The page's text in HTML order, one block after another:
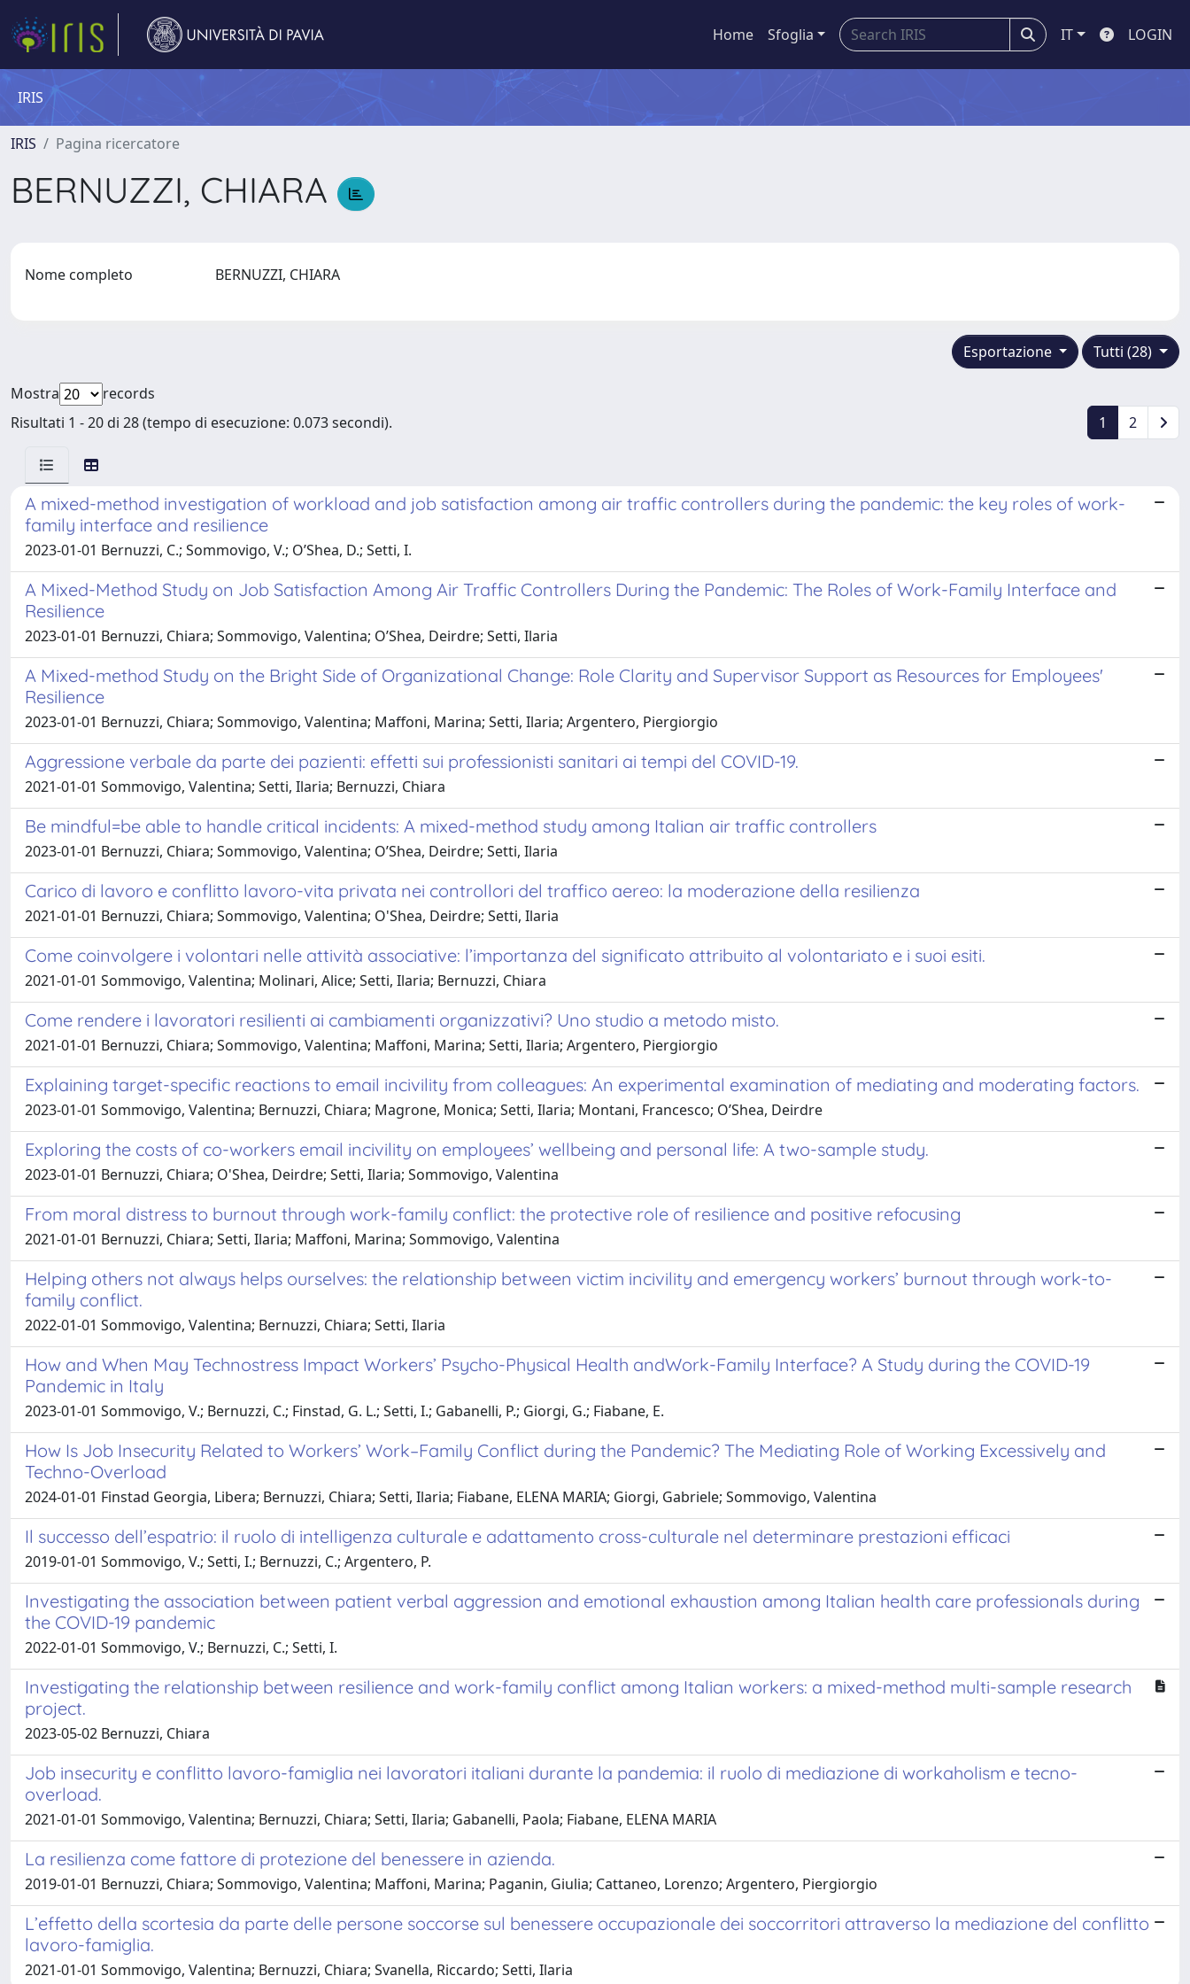
Home Sfoglia IT LOGIN
IRIS
IRIS Pagina ricercatore
BERNUZZI, CHIARA
Nome completo BERNUZZI, CHIARA
Tutti (28)
Esportazione
Mostra
records
Risultati 1 - 20 di 28 (tempo di esecuzione: 0.073 secondi).
1 2
A mixed-method investigation of workload and job satisfaction among air traffic controllers during the pandemic: the key roles of work-
family interface and resilience
2023-01-01 Bernuzzi, C.; Sommovigo, V.; O’Shea, D.; Setti, I.
A Mixed-Method Study on Job Satisfaction Among Air Traffic Controllers During the Pandemic: The Roles of Work-Family Interface and
Resilience
2023-01-01 Bernuzzi, Chiara; Sommovigo, Valentina; O’Shea, Deirdre; Setti, Ilaria
A Mixed-method Study on the Bright Side of Organizational Change: Role Clarity and Supervisor Support as Resources for Employees'
Resilience
2023-01-01 Bernuzzi, Chiara; Sommovigo, Valentina; Maffoni, Marina; Setti, Ilaria; Argentero, Piergiorgio
Aggressione verbale da parte dei pazienti: effetti sui professionisti sanitari ai tempi del COVID-19.
2021-01-01 Sommovigo, Valentina; Setti, Ilaria; Bernuzzi, Chiara
Be mindful=be able to handle critical incidents: A mixed-method study among Italian air traffic controllers
2023-01-01 Bernuzzi, Chiara; Sommovigo, Valentina; O’Shea, Deirdre; Setti, Ilaria
Carico di lavoro e conflitto lavoro-vita privata nei controllori del traffico aereo: la moderazione della resilienza
2021-01-01 Bernuzzi, Chiara; Sommovigo, Valentina; O'Shea, Deirdre; Setti, Ilaria
Come coinvolgere i volontari nelle attività associative: l’importanza del significato attribuito al volontariato e i suoi esiti.
2021-01-01 Sommovigo, Valentina; Molinari, Alice; Setti, Ilaria; Bernuzzi, Chiara
Come rendere i lavoratori resilienti ai cambiamenti organizzativi? Uno studio a metodo misto.
2021-01-01 Bernuzzi, Chiara; Sommovigo, Valentina; Maffoni, Marina; Setti, Ilaria; Argentero, Piergiorgio
Explaining target-specific reactions to email incivility from colleagues: An experimental examination of mediating and moderating factors.
2023-01-01 Sommovigo, Valentina; Bernuzzi, Chiara; Magrone, Monica; Setti, Ilaria; Montani, Francesco; O’Shea, Deirdre
Exploring the costs of co-workers email incivility on employees’ wellbeing and personal life: A two-sample study.
2023-01-01 Bernuzzi, Chiara; O'Shea, Deirdre; Setti, Ilaria; Sommovigo, Valentina
From moral distress to burnout through work-family conflict: the protective role of resilience and positive refocusing
2021-01-01 Bernuzzi, Chiara; Setti, Ilaria; Maffoni, Marina; Sommovigo, Valentina
Helping others not always helps ourselves: the relationship between victim incivility and emergency workers’ burnout through work-to-
family conflict.
2022-01-01 Sommovigo, Valentina; Bernuzzi, Chiara; Setti, Ilaria
How and When May Technostress Impact Workers’ Psycho-Physical Health andWork-Family Interface? A Study during the COVID-19
Pandemic in Italy
2023-01-01 Sommovigo, V.; Bernuzzi, C.; Finstad, G. L.; Setti, I.; Gabanelli, P.; Giorgi, G.; Fiabane, E.
How Is Job Insecurity Related to Workers’ Work–Family Conflict during the Pandemic? The Mediating Role of Working Excessively and
Techno-Overload
2024-01-01 Finstad Georgia, Libera; Bernuzzi, Chiara; Setti, Ilaria; Fiabane, ELENA MARIA; Giorgi, Gabriele; Sommovigo, Valentina
Il successo dell’espatrio: il ruolo di intelligenza culturale e adattamento cross-culturale nel determinare prestazioni efficaci
2019-01-01 Sommovigo, V.; Setti, I.; Bernuzzi, C.; Argentero, P.
Investigating the association between patient verbal aggression and emotional exhaustion among Italian health care professionals during
the COVID-19 pandemic
2022-01-01 Sommovigo, V.; Bernuzzi, C.; Setti, I.
Investigating the relationship between resilience and work-family conflict among Italian workers: a mixed-method multi-sample research
project.
2023-05-02 Bernuzzi, Chiara
Job insecurity e conflitto lavoro-famiglia nei lavoratori italiani durante la pandemia: il ruolo di mediazione di workaholism e tecno-
overload.
2021-01-01 Sommovigo, Valentina; Bernuzzi, Chiara; Setti, Ilaria; Gabanelli, Paola; Fiabane, ELENA MARIA
La resilienza come fattore di protezione del benessere in azienda.
2019-01-01 Bernuzzi, Chiara; Sommovigo, Valentina; Maffoni, Marina; Paganin, Giulia; Cattaneo, Lorenzo; Argentero, Piergiorgio
L’effetto della scortesia da parte delle persone soccorse sul benessere occupazionale dei soccorritori attraverso la mediazione del conflitto
lavoro-famiglia.
2021-01-01 Sommovigo, Valentina; Bernuzzi, Chiara; Svanella, Riccardo; Setti, Ilaria